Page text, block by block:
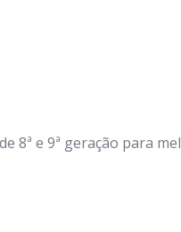
8ª e 9ª geração para